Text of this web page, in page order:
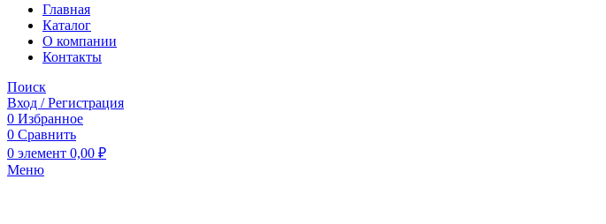
Главная
Каталог
О компании
Контакты
Поиск
Вход / Регистрация
0 Избранное
0 Сравнить
0 элемент 0,00 ₽
Меню